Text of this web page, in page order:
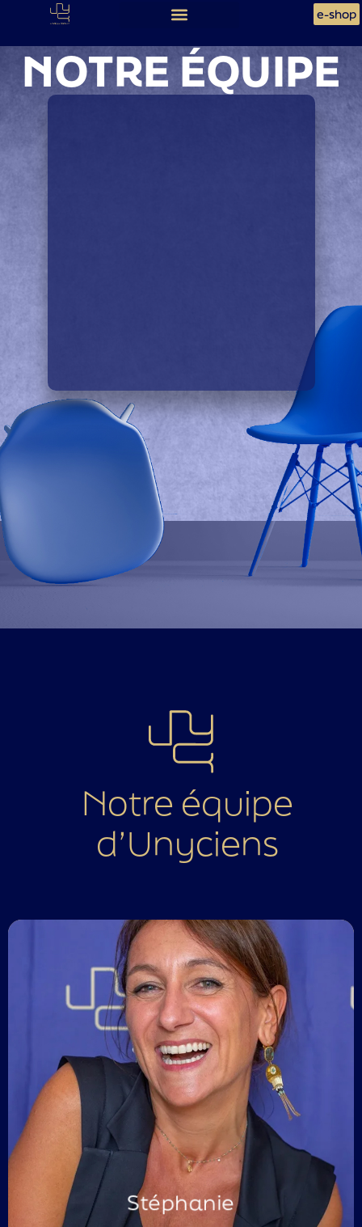
e-shop
NOTRE ÉQUIPE
Unycien /y.nisjɛ̃/ :
nom neutre, non genré, sans
âge défini, caractérisé par sa
passion, son humilité, son
engagement, attentionné et
gratte poil. Souvent trouvé sous
le diminutif de « Jiminy Cricket ».
Agent de développement du
dirigeant, remetteur en énergie,
apporteur de sens.
Notre équipe
d’Unyciens
Stéphanie
Conférencière intarissable
Coach Gratte-poil
Maman d’une tribu de 5 enfants
Sa devise :
« Demain, c’est déjà trop tard »
Région Sud-Est / Marseille